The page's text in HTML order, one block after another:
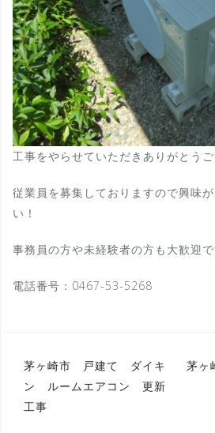
工事をやらせていただきありがとうご
従業員を募集しておりますので興味
い！
事務員の方や未経験者の方も大歓迎
電話番号：0467-53-5268
投
稿
ナ
茅ヶ崎市 戸建て ダイキ
ン ルームエアコン 更新
工事
茅